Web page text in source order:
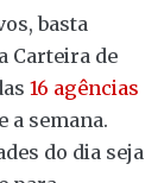
basta
Carteira de
16 agências
a semana.
do dia seja